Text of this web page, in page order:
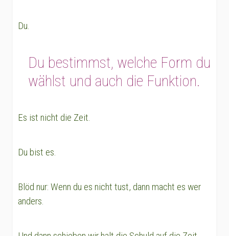
Du.
Du bestimmst, welche Form du
wählst und auch die Funktion.
Es ist nicht die Zeit.
Du bist es.
Blöd nur: Wenn du es nicht tust, dann macht es wer
anders.